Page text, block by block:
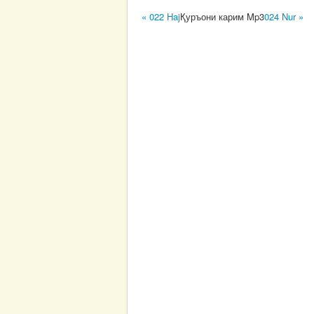
« 022 HajҚуръони карим Mp3024 Nur »